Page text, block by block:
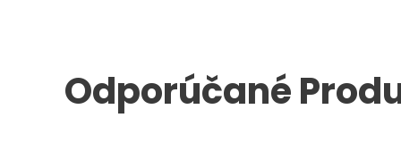
Odporúčané